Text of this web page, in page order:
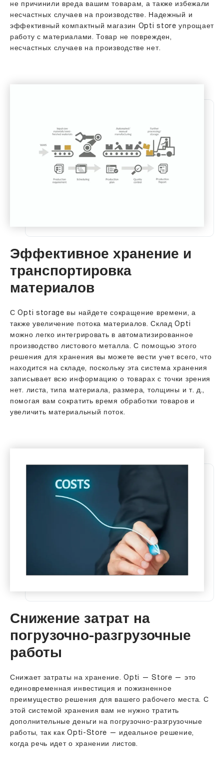
не причинили вреда вашим товарам, а также избежали
несчастных случаев на производстве. Надежный и
эффективный компактный магазин Opti store упрощает
работу с материалами. Товар не поврежден,
несчастных случаев на производстве нет.
Эффективное хранение и
транспортировка
материалов
С Opti storage вы найдете сокращение времени, а
также увеличение потока материалов. Склад Opti
можно легко интегрировать в автоматизированное
производство листового металла. С помощью этого
решения для хранения вы можете вести учет всего, что
находится на складе, поскольку эта система хранения
записывает всю информацию о товарах с точки зрения
нет. листа, типа материала, размера, толщины и т. д.,
помогая вам сократить время обработки товаров и
увеличить материальный поток.
Снижение затрат на
погрузочно-разгрузочные
работы
Снижает затраты на хранение. Opti — Store — это
единовременная инвестиция и пожизненное
преимущество решения для вашего рабочего места. С
этой системой хранения вам не нужно тратить
дополнительные деньги на погрузочно-разгрузочные
работы, так как Opti-Store — идеальное решение,
когда речь идет о хранении листов.